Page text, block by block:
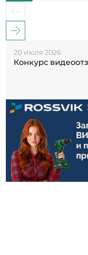
20 июля 2026
Конкурс